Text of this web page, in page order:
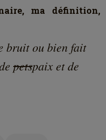
ma définition,
bruit ou bien fait
petspaix et de